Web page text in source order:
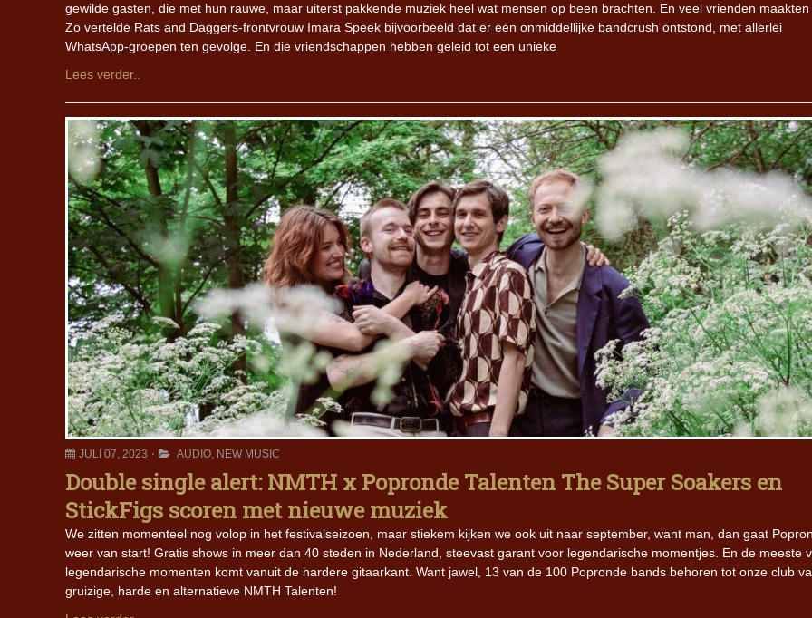
gewilde gasten, die met hun rauwe, maar uiterst pakkende muziek heel wat mensen op been brachten. En veel vrienden maakten
Zo vertelde Rats and Daggers-frontvrouw Imara Speek bijvoorbeeld dat er een onmiddellijke bandcrush ontstond, met allerlei
WhatsApp-groepen ten gevolge. En die vriendschappen hebben geleid tot een unieke
Lees verder..
JULI 07, 2023 AUDIO, NEW MUSIC
Double single alert: NMTH x Popronde Talenten The Super Soakers en
StickFigs scoren met nieuwe muziek
We zitten momenteel nog volop in het festivalseizoen, maar stiekem kijken we ook uit naar september, want man, dan gaat
weer van start! Gratis shows in meer dan 40 steden in Nederland, steevast garant voor legendarische momentjes. En de meeste
legendarische momenten komt vanuit de hardere gitaarkant. Want jawel, 13 van de 100 Popronde bands behoren tot onze club
gruizige, harde en alternatieve NMTH Talenten!